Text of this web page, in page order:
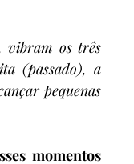
vibram os três
(passado), a
pequenas
momentos